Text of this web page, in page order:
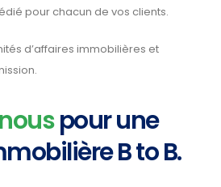
pour chacun de vos clients.
d’affaires immobilières et
pour une
B to B.